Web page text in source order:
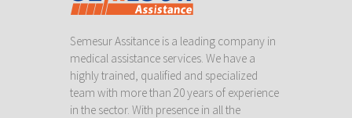
Semesur Assitance is a leading company in
medical assistance services. We have a
highly trained, qualified and specialized
team with more than 20 years of experience
in the sector. With presence in all the